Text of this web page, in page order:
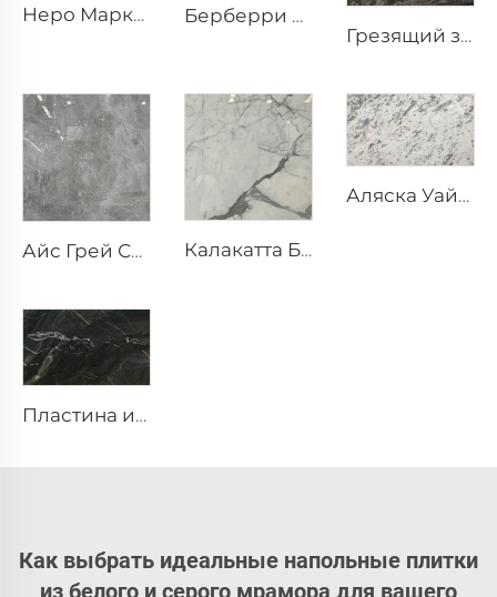
Неро Маркина черный натуральный каменный мрамор с белой трещиноватой текстурой прожилок
Берберри Белый природный камень мрамор с нерегулярным красно-коричневым узором
Грезящий звёздный натуральный уникальный гранитный каменный блок
Айс Грей Серый природный камень мрамор с нерегулярными белыми трещинами-прожилками Калакатта Белый природный камень мрамор с серыми прожилками и узором
Аляска Уайт Белый природный камень мрамор с пятнистой серой фрагментированной текстурой
Пластина из натурального черного кварцита Black Storm
Как выбрать идеальные напольные плитки